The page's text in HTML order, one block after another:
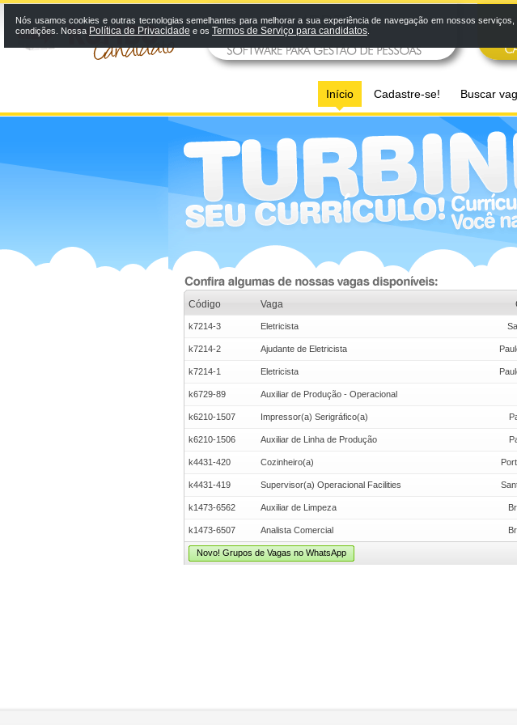
Início Cadastre-se! Buscar
Código Vaga
k7214-3 Eletricista
k7214-2 Ajudante de Eletricista
k7214-1 Eletricista
k6729-89 Auxiliar de Produção - Operacional
k6210-1507 Impressor(a) Serigráfico(a)
k6210-1506 Auxiliar de Linha de Produção
k4431-420 Cozinheiro(a)
k4431-419 Supervisor(a) Operacional Facilities
k1473-6562 Auxiliar de Limpeza
k1473-6507 Analista Comercial
Novo! Grupos de Vagas no WhatsApp
Nós usamos cookies e outras tecnologias semelhantes para melhorar a sua experiência de navegação em nossos
condições. Nossa Política de Privacidade e os Termos de Serviço para candidatos